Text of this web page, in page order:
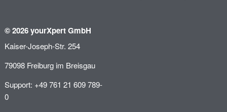
© 2026 yourXpert GmbH
Kaiser-Joseph-Str. 254
79098 Freiburg im Breisgau
Support: +49 761 21 609 789-
0